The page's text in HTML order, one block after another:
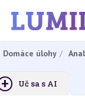
Domáce úlohy
+ Uč sa s AI